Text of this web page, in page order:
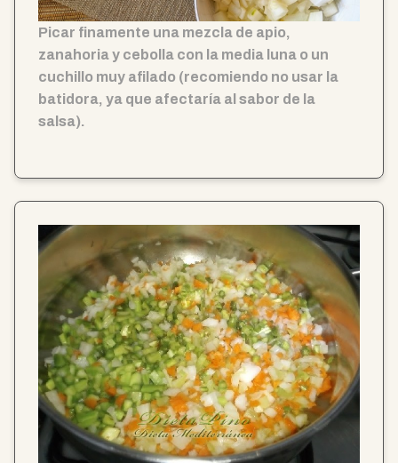
Picar finamente una mezcla de apio,
zanahoria y cebolla con la media luna o un
cuchillo muy afilado (recomiendo no usar la
batidora, ya que afectaría al sabor de la
salsa).